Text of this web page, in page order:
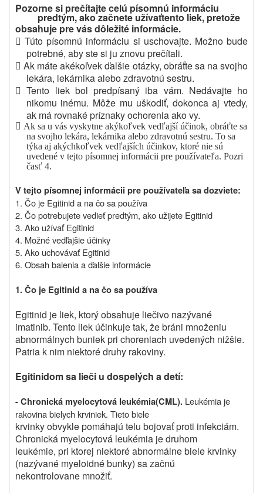
Pozorne si prečítajte celú písomnú informáciu
predtým, ako začnete užívaťtento liek, pretože
obsahuje pre vás dôležité informácie.
Túto písomnú informáciu si uschovajte. Možno bude
potrebné, aby ste si ju znovu prečítali.
Ak máte akékoľvek ďalšie otázky, obráťte sa na svojho
lekára, lekárnika alebo zdravotnú sestru.
Tento liek bol predpísaný iba vám. Nedávajte ho
nikomu inému. Môže mu uškodiť, dokonca aj vtedy,
ak má rovnaké príznaky ochorenia ako vy.
 Ak sa u vás vyskytne akýkoľvek vedľajší účinok, obráťte sa
na svojho lekára, lekárnika alebo zdravotnú sestru. To sa
týka aj akýchkoľvek vedľajších účinkov, ktoré nie sú
uvedené v tejto písomnej informácii pre používateľa. Pozri
časť 4.
V tejto písomnej informácii pre používateľa sa dozviete:
1. Čo je Egitinid a na čo sa používa
2. Čo potrebujete vedieť predtým, ako užijete Egitinid
3. Ako užívať Egitinid
4. Možné vedľajšie účinky
5. Ako uchovávať Egitinid
6. Obsah balenia a ďalšie informácie
1. Čo je Egitinid a na čo sa používa
Egitinid je liek, ktorý obsahuje liečivo nazývané
imatinib. Tento liek účinkuje tak, že bráni množeniu
abnormálnych buniek pri choreniach uvedených nižšie.
Patria k nim niektoré druhy rakoviny.
Egitinidom sa lieči u dospelých a detí:
- Chronická myelocytová leukémia(CML). Leukémia je
rakovina bielych krviniek. Tieto biele
krvinky obvykle pomáhajú telu bojovať proti infekciám.
Chronická myelocytová leukémia je druhom
leukémie, pri ktorej niektoré abnormálne biele krvinky
(nazývané myeloidné bunky) sa začnú
nekontrolovane množiť.